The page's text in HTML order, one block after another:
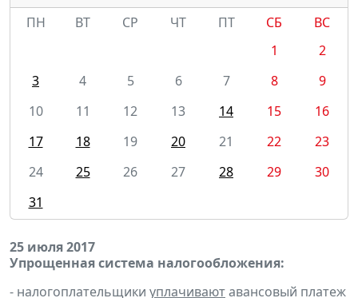
ПН
ВТ СР ЧТ ПТ СБ
ВС
1
2
3
4 5 6 7 8
9
10
11 12 13 14 15
16
17
18 19 20 21 22
23
24
25 26 27 28 29
30
31
25 июля 2017
Упрощенная система налогообложения:
- налогоплательщики уплачиваютавансовый платеж